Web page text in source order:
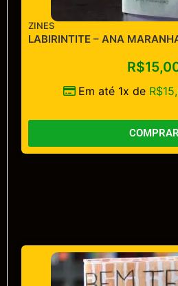
ZINES
LABIRINTITE – ANA
R$
Em até 1x de R$
COMPRAR